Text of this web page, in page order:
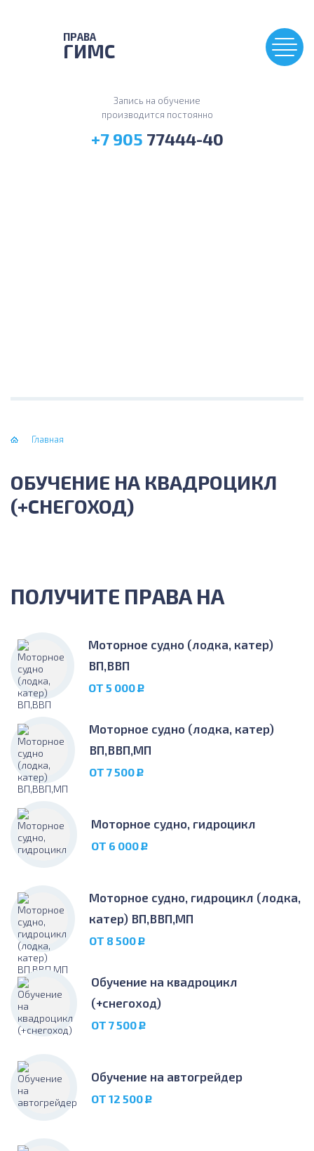
ПРАВА
ГИМС
Запись на обучение
производится постоянно
+7 905 77444-40
Главная
ОБУЧЕНИЕ НА КВАДРOЦИКЛ
(+СНЕГОХОД)
ПОЛУЧИТЕ ПРАВА НА
Моторное судно (лодка, катер)
ВП,ВВП
ОТ 5 000Р
Моторное судно (лодка, катер)
ВП,ВВП,МП
ОТ 7 500Р
Моторное судно, гидроцикл
ОТ 6 000Р
Моторное судно, гидроцикл (лодка,
катер) ВП,ВВП,МП
ОТ 8 500Р
Обучение на квадрoцикл
(+снегоход)
ОТ 7 500Р
Обучение на автогрейдер
ОТ 12 500Р